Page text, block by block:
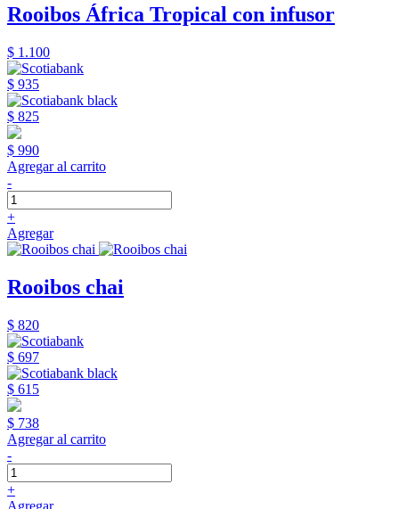
Rooibos África Tropical con infusor
$ 1.100
$ 935
$ 825
$ 990
Agregar al carrito
-
+
Agregar
Rooibos chai
$ 820
$ 697
$ 615
$ 738
Agregar al carrito
-
+
Agregar